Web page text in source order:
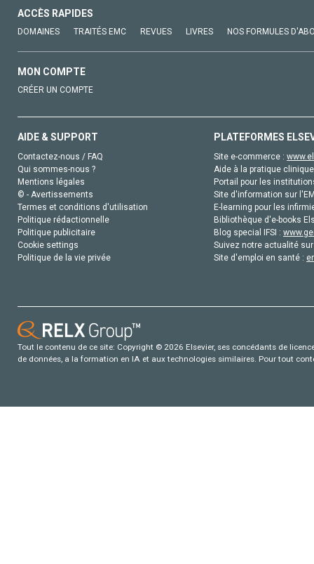
ACCÈS RAPIDES
DOMAINES TRAITÉS EMC REVUES LIVRES NOS FORMULES
MON COMPTE
CRÉER UN COMPTE
AIDE & SUPPORT
Contactez-nous / FAQ
Qui sommes-nous ?
Mentions légales
© - Avertissements
Termes et conditions d'utilisation
Politique rédactionnelle
Politique publicitaire
Cookie settings
Politique de la vie privée
PLATEFORMES
Site e-commerce :
Aide à la pratique
Portail pour les
Site d'information sur
E-learning pour les
Bibliothèque d'e-books
Blog special IFSI :
Suivez notre actualité
Site d'emploi en santé :
Tout le contenu de ce site: Copyright © 2026 Elsevier, ses concédants de
de données, a la formation en IA et aux technologies similaires. Pour tout